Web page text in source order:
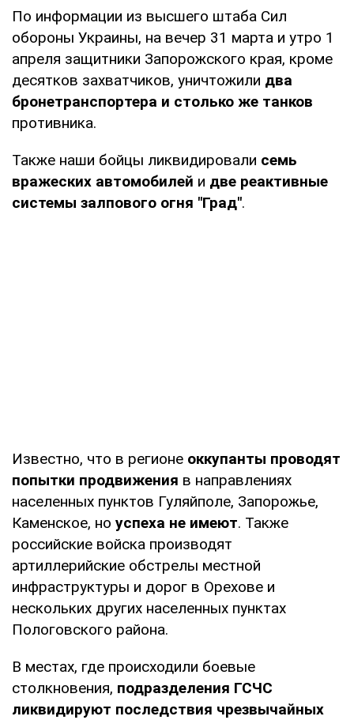
По информации из высшего штаба Сил
обороны Украины, на вечер 31 марта и утро 1
апреля защитники Запорожского края, кроме
десятков захватчиков, уничтожили два
бронетранспортера и столько же танков
противника.
Также наши бойцы ликвидировали семь
вражеских автомобилей и две реактивные
системы залпового огня "Град".
Известно, что в регионе оккупанты проводят
попытки продвижения в направлениях
населенных пунктов Гуляйполе, Запорожье,
Каменское, но успеха не имеют. Также
российские войска производят
артиллерийские обстрелы местной
инфраструктуры и дорог в Орехове и
нескольких других населенных пунктах
Пологовского района.
В местах, где происходили боевые
столкновения, подразделения ГСЧС
ликвидируют последствия чрезвычайных